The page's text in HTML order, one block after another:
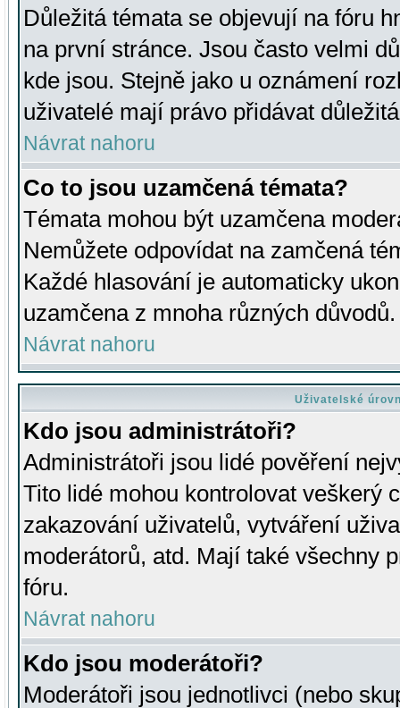
Důležitá témata se objevují na fóru
na první stránce. Jsou často velmi
kde jsou. Stejně jako u oznámení
uživatelé mají právo přidávat
Návrat nahoru
Co to jsou uzamčená témata?
Témata mohou být uzamčena
Nemůžete odpovídat na zamčená
Každé hlasování je automaticky
uzamčena z mnoha různých důvodů.
Návrat nahoru
Uživatelské
Kdo jsou administrátoři?
Administrátoři jsou lidé pověření
Tito lidé mohou kontrolovat veškerý
zakazování uživatelů, vytváření
moderátorů, atd. Mají také všechny
fóru.
Návrat nahoru
Kdo jsou moderátoři?
Moderátoři jsou jednotlivci (nebo